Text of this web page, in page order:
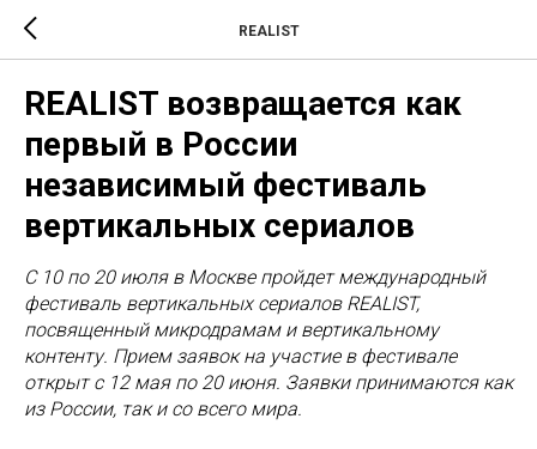
REALIST
REALIST возвращается как
первый в России
независимый фестиваль
вертикальных сериалов
С 10 по 20 июля в Москве пройдет международный
фестиваль вертикальных сериалов REALIST,
посвященный микродрамам и вертикальному
контенту. Прием заявок на участие в фестивале
открыт с 12 мая по 20 июня. Заявки принимаются как
из России, так и со всего мира.